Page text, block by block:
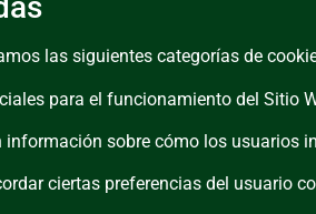
las siguientes categorías de
para el funcionamiento del Sitio
información sobre cómo los usuarios
ciertas preferencias del usuario